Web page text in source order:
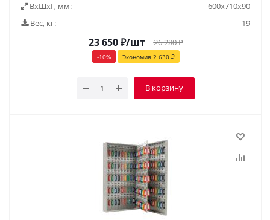
ВxШxГ, мм:
600x710x90
Вес, кг:
19
23 650₽/шт 26 280₽
-10% Экономия 2 630₽
В корзину